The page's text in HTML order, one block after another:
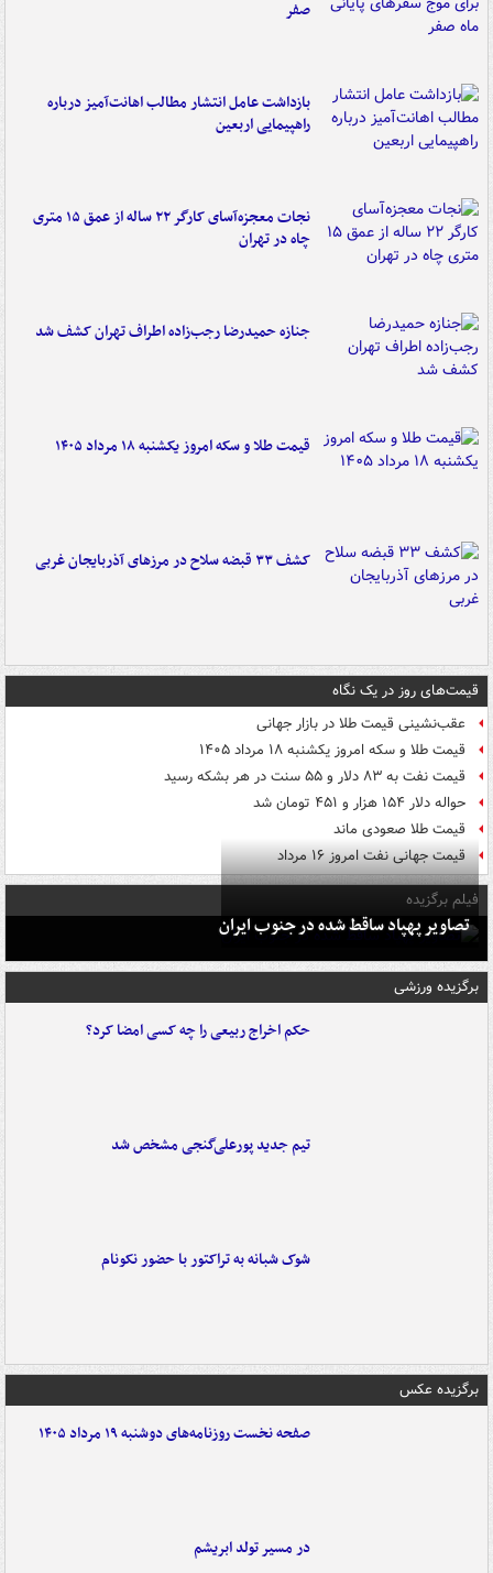
صفر
بازداشت عامل انتشار مطالب اهانت‌آمیز درباره
راهپیمایی اربعین
نجات معجزه‌آسای کارگر ۲۲ ساله از عمق ۱۵ متری
چاه در تهران
جنازه حمیدرضا رجب‌زاده اطراف تهران کشف شد
قیمت طلا و سکه امروز یکشنبه ۱۸ مرداد ۱۴۰۵
کشف ۳۳ قبضه سلاح در مرزهای آذربایجان غربی
قیمت‌های روز در یک نگاه
عقب‌نشینی قیمت طلا در بازار جهانی
قیمت طلا و سکه امروز یکشنبه ۱۸ مرداد ۱۴۰۵
قیمت نفت به ۸۳ دلار و ۵۵ سنت در هر بشکه رسید
حواله دلار ۱۵۴ هزار و ۴۵۱ تومان شد
قیمت طلا صعودی ماند
قیمت جهانی نفت امروز ۱۶ مرداد
فیلم برگزیده
تصاویر پهپاد ساقط شده در جنوب ایران
برگزیده ورزشی
حکم اخراج ربیعی را چه کسی امضا کرد؟
تیم جدید پورعلی‌گنجی مشخص شد
شوک شبانه به تراکتور با حضور نکونام
برگزیده عکس
صفحه نخست روزنامه‌های دوشنبه ۱۹ مرداد ۱۴۰۵
در مسیر تولد ابریشم